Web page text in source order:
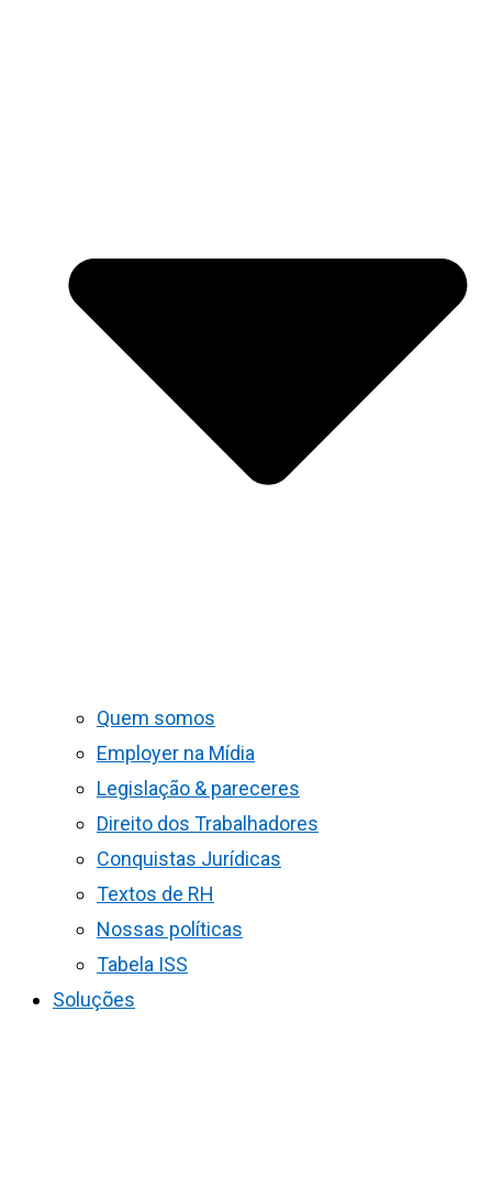
Quem somos
Employer na Mídia
Legislação & pareceres
Direito dos Trabalhadores
Conquistas Jurídicas
Textos de RH
Nossas políticas
Tabela ISS
Soluções